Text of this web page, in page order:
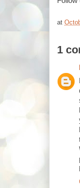
at
1